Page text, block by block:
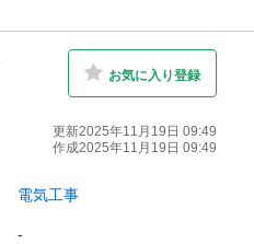
お気に入り登録
更新2025年11月19日 09:49
作成2025年11月19日 09:49
電気工事
-